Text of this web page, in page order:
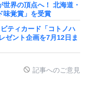
界の頂点へ！ 北海道・
味覚賞」を受賞
ティカード「コトノハ
ゼント企画を7月12日ま
記事へのご意見